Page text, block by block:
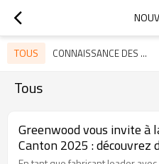
TOUS CONNAISSANCE DES COUVERTS EN BOIS
Tous
Greenwood vous invite à
Canton 2025 : découvrez